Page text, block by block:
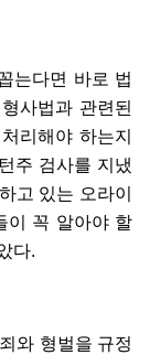
는다면 바로 법
형사법과 관련된
처리해야 하는지
주 검사를 지냈
고 있는 오라이
이 꼭 알아야 할
다.
와 형벌을 규정